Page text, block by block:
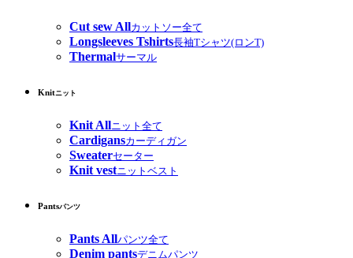
Cut sew Allカットソー全て
Longsleeves Tshirts長袖Tシャツ(ロンT)
Thermalサーマル
Knitニット
Knit Allニット全て
Cardigansカーディガン
Sweaterセーター
Knit vestニットベスト
Pantsパンツ
Pants Allパンツ全て
Denim pantsデニムパンツ